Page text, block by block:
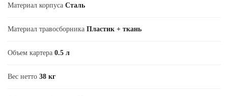
Материал корпуса Сталь
Материал травосборника Пластик + ткань
Объем картера 0.5 л
Вес нетто 38 кг